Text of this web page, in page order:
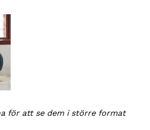
för att se dem i större format